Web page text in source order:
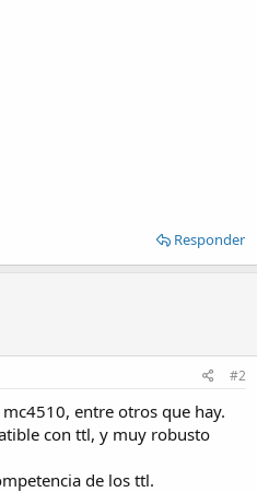
Responder
#2
entre otros que hay.
con ttl, y muy robusto
de los ttl.